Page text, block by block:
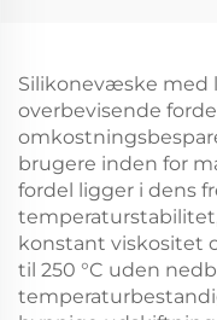
Silikonevæske med
overbevisende
brugere inden for
fordel ligger i dens
konstant viskositet
til 250 °C uden